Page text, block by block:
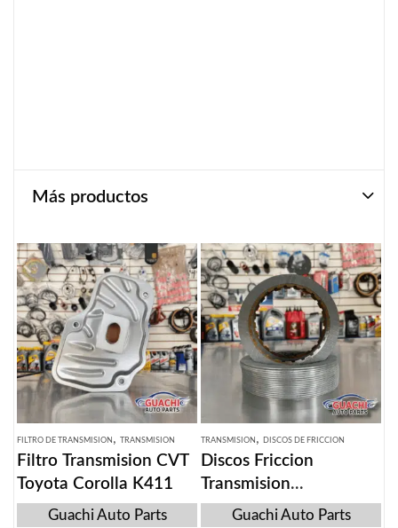
Más productos
FILTRO DE TRANSMISION , TRANSMISION
Filtro Transmision CVT
Toyota Corolla K411
Guachi Auto Parts
TRANSMISION , DISCOS DE FRICCION
Discos Friccion
Transmision
Automatica 6F35
Guachi Auto Parts